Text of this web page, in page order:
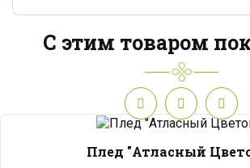
С этим товаром
Плед "Атласный